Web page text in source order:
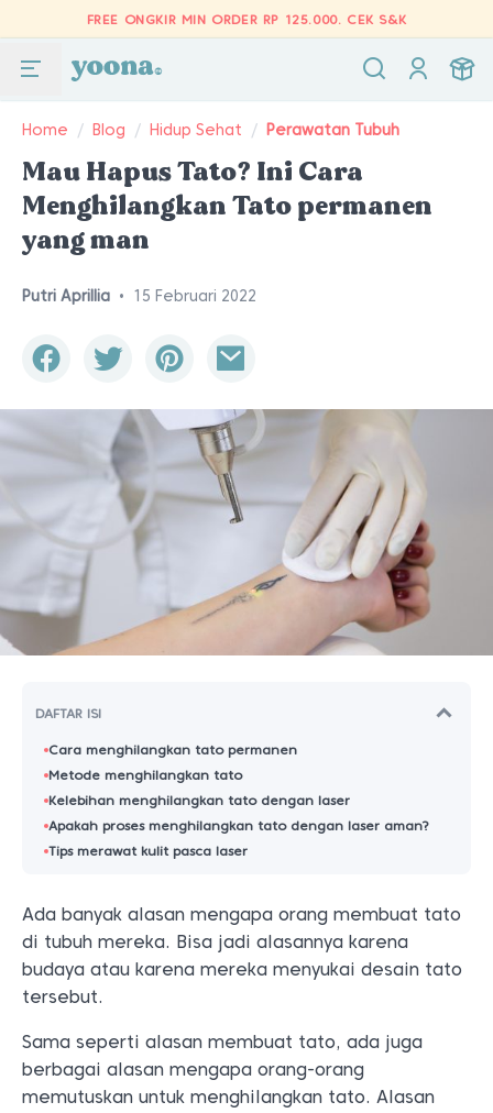
FREE ONGKIR MIN ORDER RP 125.000. CEK S&K
Home / Blog / Hidup Sehat / Perawatan Tubuh
Mau Hapus Tato? Ini Cara
Menghilangkan Tato permanen
yang man
Putri Aprillia • 15 Februari 2022
DAFTAR ISI
Cara menghilangkan tato permanen
Metode menghilangkan tato
Kelebihan menghilangkan tato dengan laser
Apakah proses menghilangkan tato dengan laser aman?
Tips merawat kulit pasca laser
Ada banyak alasan mengapa orang membuat tato
di tubuh mereka. Bisa jadi alasannya karena
budaya atau karena mereka menyukai desain tato
tersebut.
Sama seperti alasan membuat tato, ada juga
berbagai alasan mengapa orang-orang
memutuskan untuk menghilangkan tato. Alasan